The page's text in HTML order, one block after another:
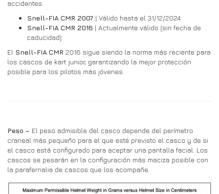
accidentes.
Snell-FIA CMR 2007 | Válido hasta el 31/12/2024
Snell-FIA CMR 2016 | Actualmente válido (sin fecha de
caducidad)
El Snell-FIA CMR 2016 sigue siendo la norma más reciente para
los cascos de kart junior, garantizando la mejor protección
posible para los pilotos más jóvenes.
Peso – El peso admisible del casco depende del perímetro
craneal más pequeño para el que esté previsto el casco y de si
el casco está configurado para aceptar una pantalla facial. Los
cascos se pesarán en la configuración más maciza posible con
la parafernalia de cascos que los acompañe.